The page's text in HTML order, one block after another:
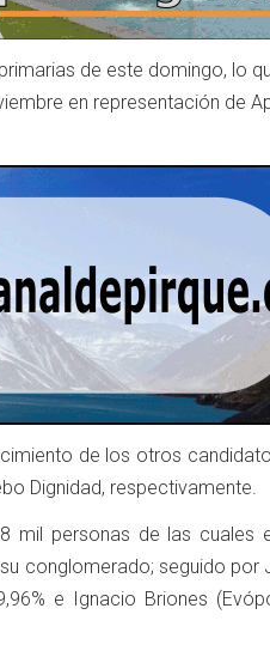
de este domingo, lo
en representación de
de los otros
Dignidad, respectivamente.
mil personas de las cuales
conglomerado; seguido por
e Ignacio Briones